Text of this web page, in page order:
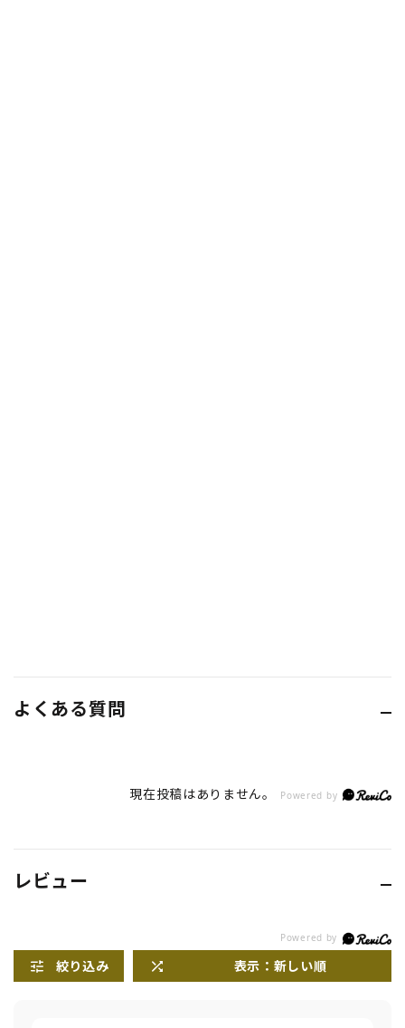
よくある質問
Powered by
現在投稿はありません。
レビュー
絞り込み 表示：新しい順